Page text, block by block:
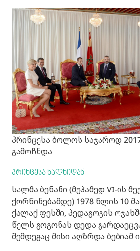
პრინცესა ბოლოს საჯაროდ
გამოჩნდა
პრინცესა ხალხიდან
სალმა ბენანი (მუჰამედ VI-ის
ქორწინებამდე) 1978 წლის 10
ქალაქ ფესში, პედაგოგის
წელს გოგონას დედა
შემდეგაც მისი აღზრდა ბებიამ